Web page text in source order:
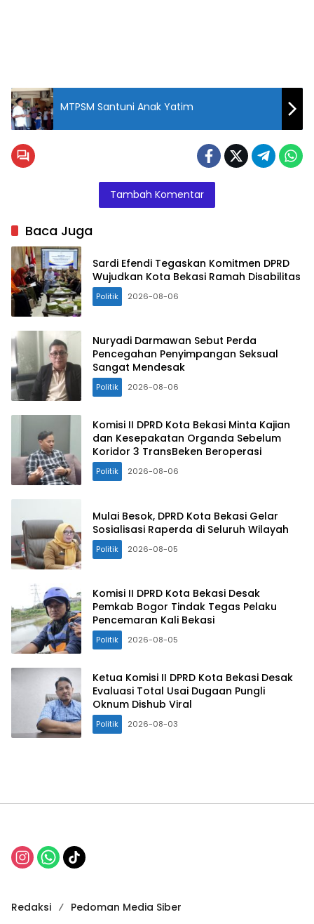
MTPSM Santuni Anak Yatim
Tambah Komentar
Baca Juga
Sardi Efendi Tegaskan Komitmen DPRD
Wujudkan Kota Bekasi Ramah Disabilitas
Politik 2026-08-06
Nuryadi Darmawan Sebut Perda
Pencegahan Penyimpangan Seksual
Sangat Mendesak
Politik 2026-08-06
Komisi II DPRD Kota Bekasi Minta Kajian
dan Kesepakatan Organda Sebelum
Koridor 3 TransBeken Beroperasi
Politik 2026-08-06
Mulai Besok, DPRD Kota Bekasi Gelar
Sosialisasi Raperda di Seluruh Wilayah
Politik 2026-08-05
Komisi II DPRD Kota Bekasi Desak
Pemkab Bogor Tindak Tegas Pelaku
Pencemaran Kali Bekasi
Politik 2026-08-05
Ketua Komisi II DPRD Kota Bekasi Desak
Evaluasi Total Usai Dugaan Pungli
Oknum Dishub Viral
Politik 2026-08-03
Redaksi Pedoman Media Siber